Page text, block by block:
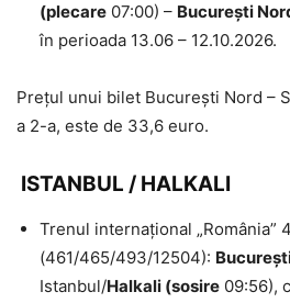
(plecare 07:00) – București
în perioada 13.06 – 12.10.2026.
Prețul unui bilet București Nord –
a 2-a, este de 33,6 euro.
ISTANBUL / HALKALI
Trenul internațional „România”
(461/465/493/12504):
Istanbul/Halkali (sosire 09:56),